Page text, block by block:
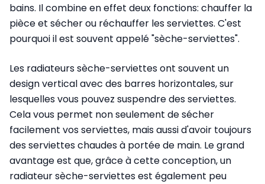
bains. Il combine en effet deux fonctions: chauffer la
pièce et sécher ou réchauffer les serviettes. C'est
pourquoi il est souvent appelé "sèche-serviettes".
Les radiateurs sèche-serviettes ont souvent un
design vertical avec des barres horizontales, sur
lesquelles vous pouvez suspendre des serviettes.
Cela vous permet non seulement de sécher
facilement vos serviettes, mais aussi d'avoir toujours
des serviettes chaudes à portée de main. Le grand
avantage est que, grâce à cette conception, un
radiateur sèche-serviettes est également peu